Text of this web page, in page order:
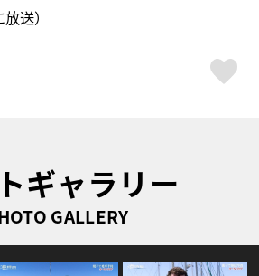
送）
ギャラリー
GALLERY